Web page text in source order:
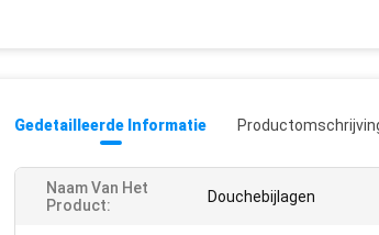
Gedetailleerde Informatie
Naam Van Het
Product:
Douchebijlagen